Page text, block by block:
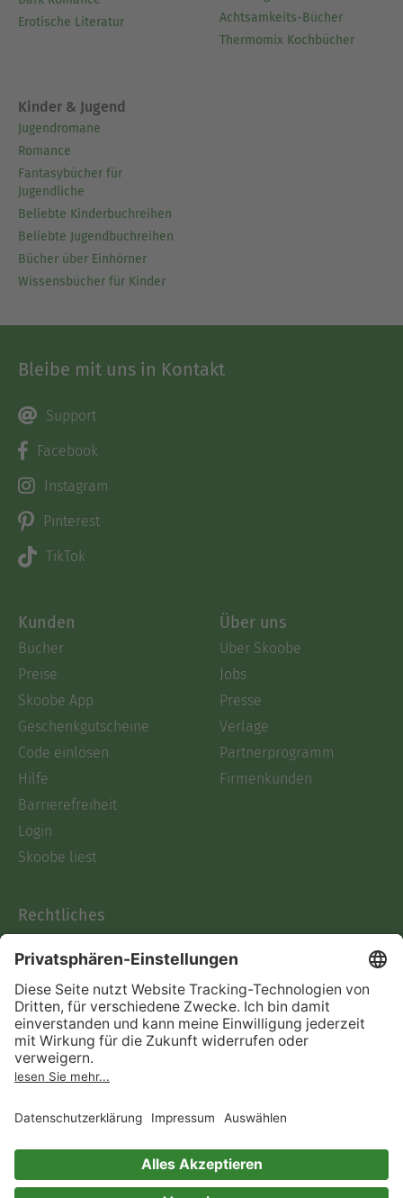
Erotische Literatur
Achtsamkeits-Bücher
Thermomix Kochbücher
Kinder & Jugend
Jugendromane
Romance
Fantasybücher für
Jugendliche
Beliebte Kinderbuchreihen
Beliebte Jugendbuchreihen
Bücher über Einhörner
Wissensbücher für Kinder
Bleibe mit uns in Kontakt
Support
Facebook
Instagram
Pinterest
TikTok
Kunden
Bücher
Preise
Skoobe App
Geschenkgutscheine
Code einlösen
Hilfe
Barrierefreiheit
Login
Skoobe liest
Über uns
Über Skoobe
Jobs
Presse
Verlage
Partnerprogramm
Firmenkunden
Rechtliches
AGB
Informationen nach Data
Act
Verträge hier kündigen
Impressum
Immer ein gutes Buch